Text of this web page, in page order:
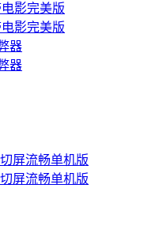
影完美版
影完美版
器
器
屏流畅单机版
屏流畅单机版